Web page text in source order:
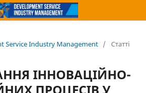
Service Industry Management / Статті
ІННОВАЦІЙНО-